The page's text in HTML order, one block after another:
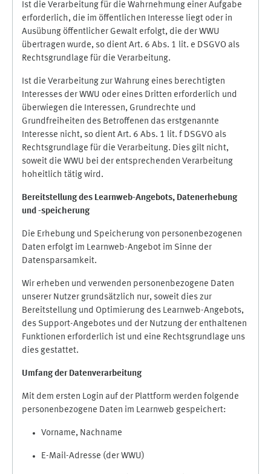
Ist die Verarbeitung für die Wahrnehmung einer Aufgabe
erforderlich, die im öffentlichen Interesse liegt oder in
Ausübung öffentlicher Gewalt erfolgt, die der WWU
übertragen wurde, so dient Art. 6 Abs. 1 lit. e DSGVO als
Rechtsgrundlage für die Verarbeitung.
Ist die Verarbeitung zur Wahrung eines berechtigten
Interesses der WWU oder eines Dritten erforderlich und
überwiegen die Interessen, Grundrechte und
Grundfreiheiten des Betroffenen das erstgenannte
Interesse nicht, so dient Art. 6 Abs. 1 lit. f DSGVO als
Rechtsgrundlage für die Verarbeitung. Dies gilt nicht,
soweit die WWU bei der entsprechenden Verarbeitung
hoheitlich tätig wird.
Bereitstellung des Learnweb-Angebots, Datenerhebung
und -speicherung
Die Erhebung und Speicherung von personenbezogenen
Daten erfolgt im Learnweb-Angebot im Sinne der
Datensparsamkeit.
Wir erheben und verwenden personenbezogene Daten
unserer Nutzer grundsätzlich nur, soweit dies zur
Bereitstellung und Optimierung des Learnweb-Angebots,
des Support-Angebotes und der Nutzung der enthaltenen
Funktionen erforderlich ist und eine Rechtsgrundlage uns
dies gestattet.
Umfang der Datenverarbeitung
Mit dem ersten Login auf der Plattform werden folgende
personenbezogene Daten im Learnweb gespeichert:
Vorname, Nachname
E-Mail-Adresse (der WWU)